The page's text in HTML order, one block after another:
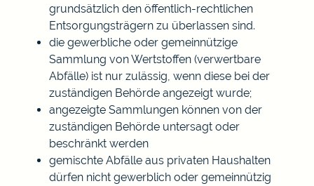
grundsätzlich den öffentlich-rechtlichen
Entsorgungsträgern zu überlassen sind.
die gewerbliche oder gemeinnützige
Sammlung von Wertstoffen (verwertbare
Abfälle) ist nur zulässig, wenn diese bei der
zuständigen Behörde angezeigt wurde;
angezeigte Sammlungen können von der
zuständigen Behörde untersagt oder
beschränkt werden
gemischte Abfälle aus privaten Haushalten
dürfen nicht gewerblich oder gemeinnützig